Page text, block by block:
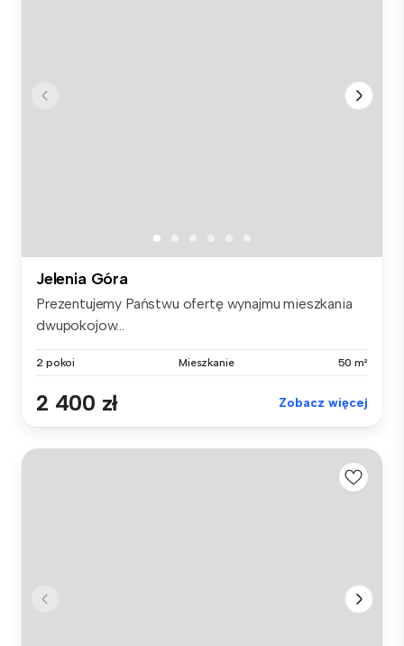
Jelenia Góra
Prezentujemy Państwu ofertę wynajmu mieszkania
dwupokojow...
2 pokoi Mieszkanie 50 m²
2 400 zł Zobacz więcej